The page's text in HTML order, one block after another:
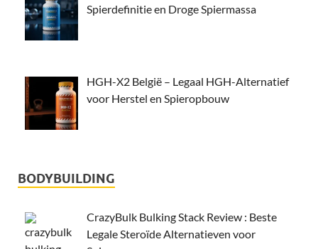
Spierdefinitie en Droge Spiermassa
HGH-X2 België – Legaal HGH-Alternatief
voor Herstel en Spieropbouw
BODYBUILDING
CrazyBulk Bulking Stack Review : Beste
Legale Steroïde Alternatieven voor